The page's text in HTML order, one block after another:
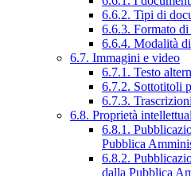
6.6.2. Tipi di
6.6.3. Formato
6.6.4. Modalità
6.7. Immagini e video
6.7.1. Testo
6.7.2. Sottotitoli
6.7.3.
6.8. Proprietà
6.8.1.
Pubblica
6.8.2.
dalla Pubblica